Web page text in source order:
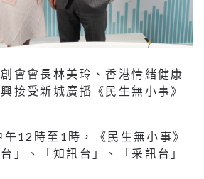
會會長林美玲、香港情緒健康
接受新城廣播《民生無小事》
午12時至1時，《民生無小事》
」、「知訊台」、「采訊台」